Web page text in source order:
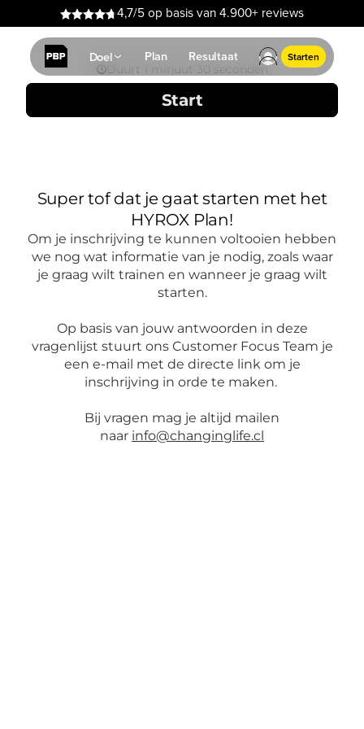
4,7/5 op basis van 4.900+ reviews
Doel Plan Resultaat Starten